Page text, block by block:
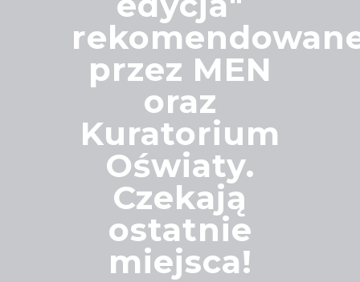
przez MEN
oraz
Kuratorium
Oświaty.
Czekają
ostatnie
miejsca!